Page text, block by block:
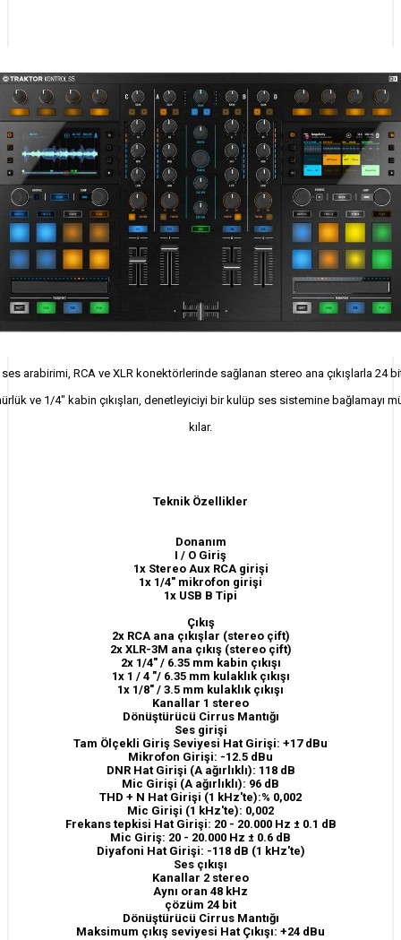
arabirimi, RCA ve XLR konektörlerinde sağlanan stereo ana çıkışlarla 24
ve 1/4" kabin çıkışları, denetleyiciyi bir kulüp ses sistemine bağlamayı
kılar.
Teknik Özellikler
Donanım
I / O Giriş
1x Stereo Aux RCA girişi
1x 1/4" mikrofon girişi
1x USB B Tipi
Çıkış
2x RCA ana çıkışlar (stereo çift)
2x XLR-3M ana çıkış (stereo çift)
2x 1/4" / 6.35 mm kabin çıkışı
1x 1 / 4 "/ 6.35 mm kulaklık çıkışı
1x 1/8" / 3.5 mm kulaklık çıkışı
Kanallar 1 stereo
Dönüştürücü Cirrus Mantığı
Ses girişi
Tam Ölçekli Giriş Seviyesi Hat Girişi: +17 dBu
Mikrofon Girişi: -12.5 dBu
DNR Hat Girişi (A ağırlıklı): 118 dB
Mic Girişi (A ağırlıklı): 96 dB
THD + N Hat Girişi (1 kHz'te):% 0,002
Mic Girişi (1 kHz'te): 0,002
Frekans tepkisi Hat Girişi: 20 - 20.000 Hz ± 0.1 dB
Mic Giriş: 20 - 20.000 Hz ± 0.6 dB
Diyafoni Hat Girişi: -118 dB (1 kHz'te)
Ses çıkışı
Kanallar 2 stereo
Aynı oran 48 kHz
çözüm 24 bit
Dönüştürücü Cirrus Mantığı
Maksimum çıkış seviyesi Hat Çıkışı: +24 dBu